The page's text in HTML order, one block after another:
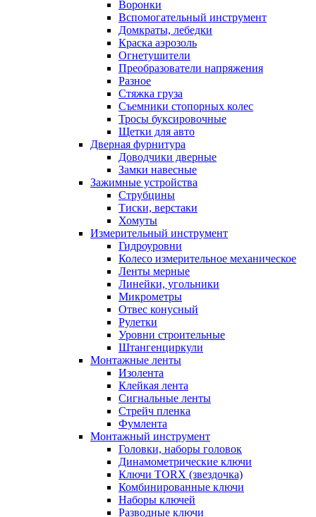
Воронки
Вспомогательный инструмент
Домкраты, лебедки
Краска аэрозоль
Огнетушители
Преобразователи напряжения
Разное
Стяжка груза
Съемники стопорных колес
Тросы буксировочные
Щетки для авто
Дверная фурнитура
Доводчики дверные
Замки навесные
Зажимные устройства
Струбцины
Тиски, верстаки
Хомуты
Измерительный инструмент
Гидроуровни
Колесо измерительное механическое
Ленты мерные
Линейки, угольники
Микрометры
Отвес конусный
Рулетки
Уровни строительные
Штангенциркули
Монтажные ленты
Изолента
Клейкая лента
Сигнальные ленты
Стрейч пленка
Фумлента
Монтажный инструмент
Головки, наборы головок
Динамометрические ключи
Ключи TORX (звездочка)
Комбинированные ключи
Наборы ключей
Разводные ключи